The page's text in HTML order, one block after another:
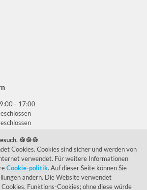
- 17:00
🍪🍪🍪
Cookies. Cookies sind sicher und werden von
verwendet. Für weitere Informationen
Cookie-politik. Auf dieser Seite können Sie
ändern. Die Website verwendet
Funktions-Cookies; ohne diese würde